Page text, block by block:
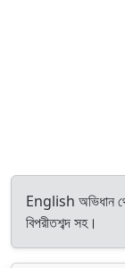
English অভিধান
বিপরীতশব্দ সহ।